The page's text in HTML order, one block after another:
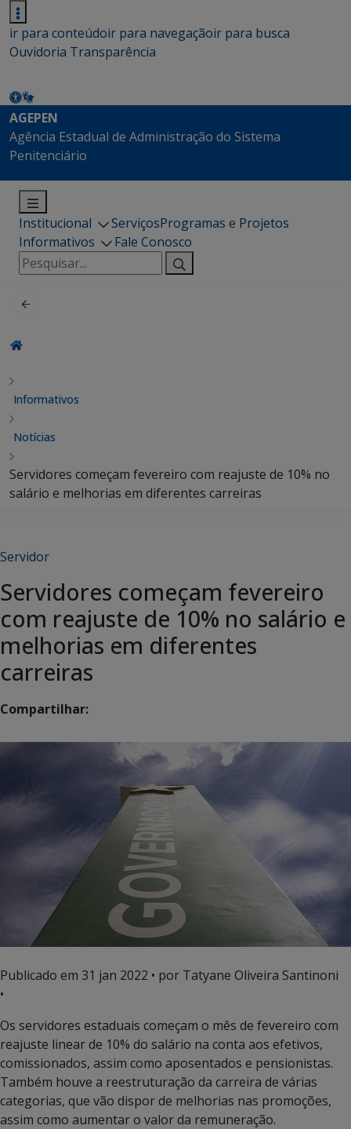
ir para conteúdoir para navegaçãoir para busca
Ouvidoria Transparência
AGEPEN
Agência Estadual de Administração do Sistema
Penitenciário
Institucional ServiçosProgramas e Projetos
Informativos
Fale Conosco
Pesquisar
por:
Informativos
Notícias
Servidores começam fevereiro com reajuste de 10% no
salário e melhorias em diferentes carreiras
Servidor
Servidores começam fevereiro
com reajuste de 10% no salário e
melhorias em diferentes
carreiras
Compartilhar:
Publicado em 31 jan 2022 • por Tatyane Oliveira Santinoni
•
Os servidores estaduais começam o mês de fevereiro com
reajuste linear de 10% do salário na conta aos efetivos,
comissionados, assim como aposentados e pensionistas.
Também houve a reestruturação da carreira de várias
categorias, que vão dispor de melhorias nas promoções,
assim como aumentar o valor da remuneração.